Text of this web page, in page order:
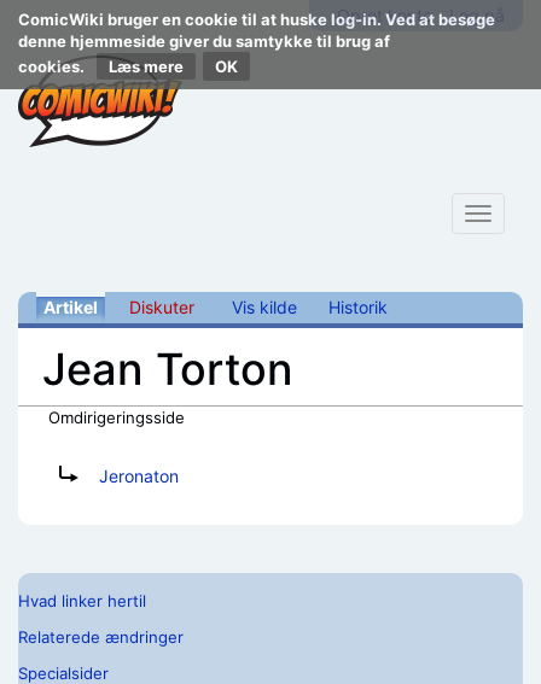
ComicWiki bruger en cookie til at huske log-in. Ved at besøge
denne hjemmeside giver du samtykke til brug af
cookies.
Læs mere
Opret konto Log på
Toggle
Artikel Diskuter Vis kilde Historik
Jean Torton
Omdirigeringsside
Omdiriger til:
Jeronaton
Hvad linker hertil
Relaterede ændringer
Specialsider